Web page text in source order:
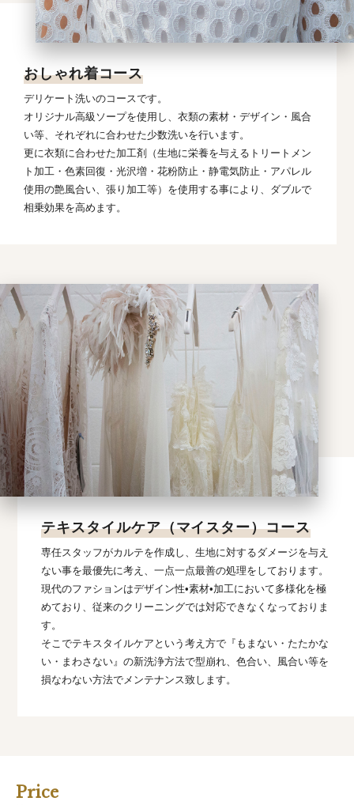
おしゃれ着コース
デリケート洗いのコースです。
オリジナル高級ソープを使用し、衣類の素材・デザイン・風合
い等、それぞれに合わせた少数洗いを行います。
更に衣類に合わせた加工剤（生地に栄養を与えるトリートメン
ト加工・色素回復・光沢増・花粉防止・静電気防止・アパレル
使用の艶風合い、張り加工等）を使用する事により、ダブルで
相乗効果を高めます。
テキスタイルケア（マイスター）コース
専任スタッフがカルテを作成し、生地に対するダメージを与え
ない事を最優先に考え、一点一点最善の処理をしております。
現代のファションはデザイン性•素材•加工において多様化を極
めており、従来のクリーニングでは対応できなくなっておりま
す。
そこでテキスタイルケアという考え方で『もまない・たたかな
い・まわさない』の新洗浄方法で型崩れ、色合い、風合い等を
損なわない方法でメンテナンス致します。
Price